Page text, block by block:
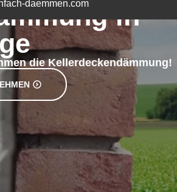
in
die Kellerdeckendämmung!